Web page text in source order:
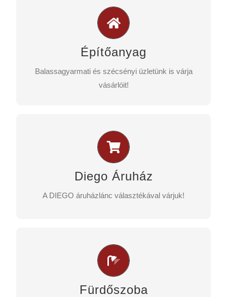
Építőanyag
Balassagyarmati és szécsényi üzletünk is várja
vásárlóit!
Két telephelyen is!
Legyen szó bármilyen építőanyagról,
kereskedéseinkben megtalálja.
TELJES KÍNÁLATUNK
Diego Áruház
A DIEGO áruházlánc választékával várjuk!
Diego akciós újságok
Lapozzon bele DIEGO ÁRUHÁZUNK aktuális
DIEGO AKCIÓS ÚJSÁGOK
Fürdőszoba
Hatalmas kínálat
Minden, ami a fürdőszobához kell: szaniter áru,